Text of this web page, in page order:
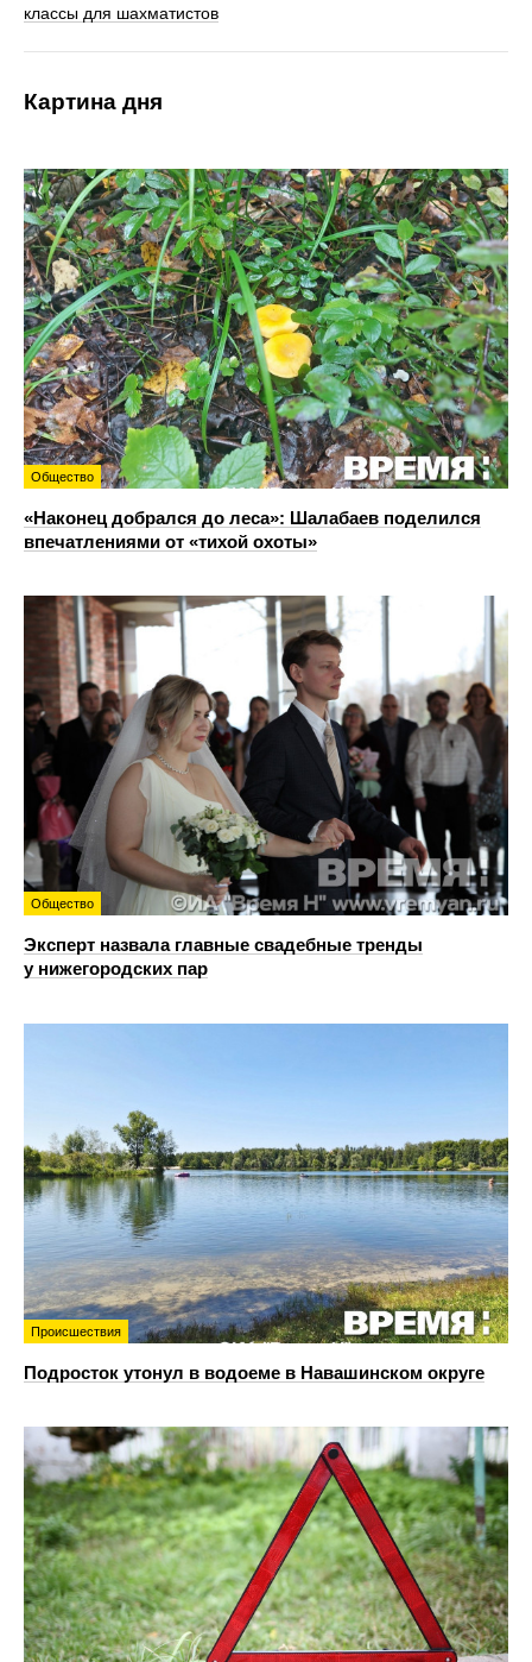
классы для шахматистов
Картина дня
Общество
«Наконец добрался до леса»: Шалабаев поделился
впечатлениями от «тихой охоты»
Общество
Эксперт назвала главные свадебные тренды
у нижегородских пар
Происшествия
Подросток утонул в водоеме в Навашинском округе